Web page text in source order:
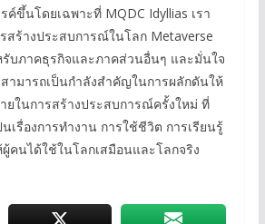
ค์ขึ้นโดยเฉพาะที่ MQDC Idyllias เรา
สร้างประสบการณ์ในโลก Metaverse
รับภาคธุรกิจและภาคส่วนอื่นๆ และมั่นใจ
ามารถเป็นกำลังสำคัญในการผลักดันให้
ยในการสร้างประสบการณ์ครั้งใหม่ ที่
นเรื่องการทำงาน การใช้ชีวิต การเรียนรู้
คนได้ใช้ในโลกเสมือนและโลกจริง